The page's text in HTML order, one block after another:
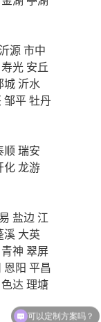
沂源市中
寿光 安丘
城 沂水
邹平牡丹
顺瑞安
化龙游
盐边 江
溪 大英
青神 翠屏
恩阳 平昌
色达 理塘